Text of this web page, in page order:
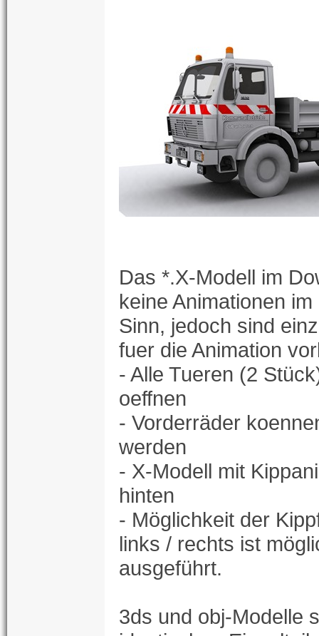
Das *.X-Modell im
keine Animationen
Sinn, jedoch sind
fuer die Animation
- Alle Tueren (2
oeffnen
- Vorderräder
werden
- X-Modell mit
hinten
- Möglichkeit der
links / rechts ist
ausgeführt.
3ds und obj-Modelle